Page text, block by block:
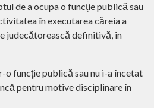
de a ocupa o funcţie publică sau
în executarea căreia a
judecătorească definitivă, în
funcţie publică sau nu i-a încetat
pentru motive disciplinare în